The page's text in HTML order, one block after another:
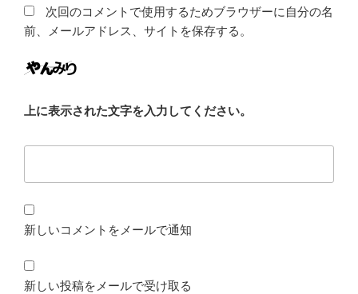
次回のコメントで使用するためブラウザーに自分の名
前、メールアドレス、サイトを保存する。
上に表示された文字を入力してください。
新しいコメントをメールで通知
新しい投稿をメールで受け取る